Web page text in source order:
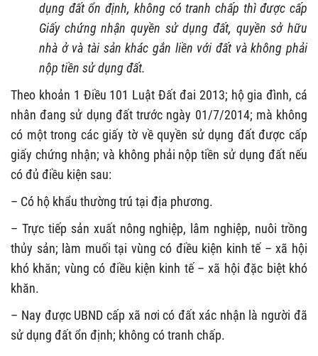
dụng đất ổn định, không có tranh chấp thì được cấp
Giấy chứng nhận quyền sử dụng đất, quyền sở hữu
nhà ở và tài sản khác gắn liền với đất và không phải
nộp tiền sử dụng đất.
Theo khoản 1 Điều 101 Luật Đất đai 2013; hộ gia đình, cá
nhân đang sử dụng đất trước ngày 01/7/2014; mà không
có một trong các giấy tờ về quyền sử dụng đất được cấp
giấy chứng nhận; và không phải nộp tiền sử dụng đất nếu
có đủ điều kiện sau:
– Có hộ khẩu thường trú tại địa phương.
– Trực tiếp sản xuất nông nghiệp, lâm nghiệp, nuôi trồng
thủy sản; làm muối tại vùng có điều kiện kinh tế – xã hội
khó khăn; vùng có điều kiện kinh tế – xã hội đặc biệt khó
khăn.
– Nay được UBND cấp xã nơi có đất xác nhận là người đã
sử dụng đất ổn định; không có tranh chấp.